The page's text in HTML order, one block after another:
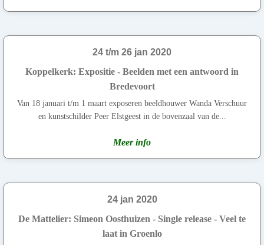
24 t/m 26 jan 2020
Koppelkerk: Expositie - Beelden met een antwoord in
Bredevoort
Van 18 januari t/m 1 maart exposeren beeldhouwer Wanda Verschuur
en kunstschilder Peer Elstgeest in de bovenzaal van de...
Meer info
24 jan 2020
De Mattelier: Simeon Oosthuizen - Single release - Veel te
laat in Groenlo